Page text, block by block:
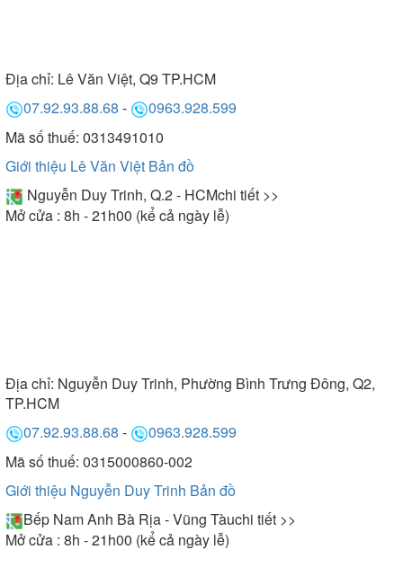
Địa chỉ: Lê Văn Việt, Q9 TP.HCM
07.92.93.88.68 -
0963.928.599
Mã số thuế: 0313491010
Giới thiệu Lê Văn Việt Bản đồ
Nguyễn Duy Trinh, Q.2 - HCMchi tiết >>
Mở cửa : 8h - 21h00 (kể cả ngày lễ)
Địa chỉ: Nguyễn Duy Trinh, Phường Bình Trưng Đông, Q2,
TP.HCM
07.92.93.88.68 -
0963.928.599
Mã số thuế: 0315000860-002
Giới thiệu Nguyễn Duy Trinh Bản đồ
Bếp Nam Anh Bà Rịa - Vũng Tàuchi tiết >>
Mở cửa : 8h - 21h00 (kể cả ngày lễ)